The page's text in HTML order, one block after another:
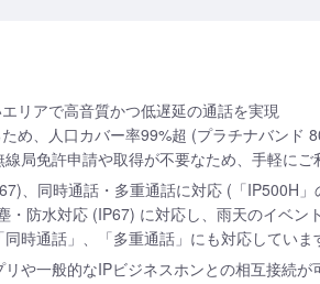
リアで高音質かつ低遅延の通話を実現
め、人口カバー率99%超 (プラチナバンド
局免許申請や取得が不要なため、手軽にご
、同時通話・多重通話に対応 (「IP500H」
・防水対応 (IP67) に対応し、雨天のイベ
時通話」、「多重通話」にも対応していま
や一般的なIPビジネスホンとの相互接続が